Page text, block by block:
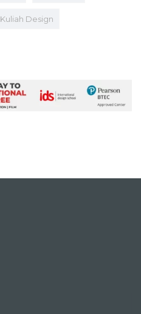
Kuliah Design